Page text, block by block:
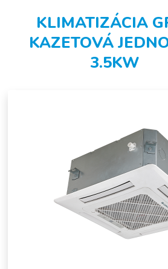
KLIMATIZÁCIA
KAZETOVÁ
3.5KW